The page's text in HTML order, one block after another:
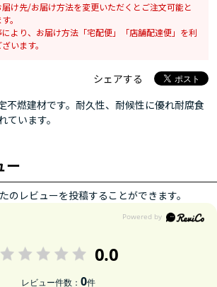
け先/お届け方法を変更いただくとご注文可能と
。
より、お届け方法「宅配便」「店舗配達便」を利
います。
シェアする
不燃建材です。耐久性、耐候性に優れ耐腐食
います。
ー
のレビューを投稿することができます。
0.0
レビュー件数：0件